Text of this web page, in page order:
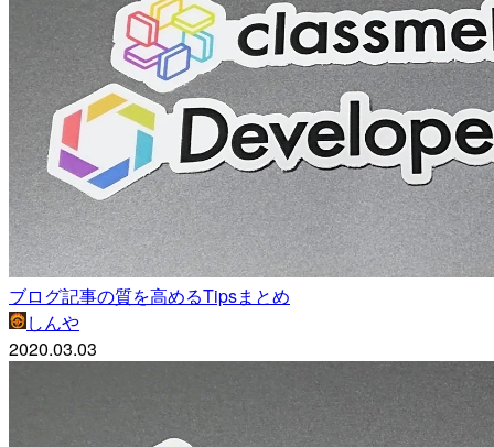
ブログ記事の質を高めるTipsまとめ
しんや
2020.03.03